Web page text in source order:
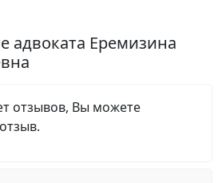
адвоката Еремизина
отзывов, Вы можете